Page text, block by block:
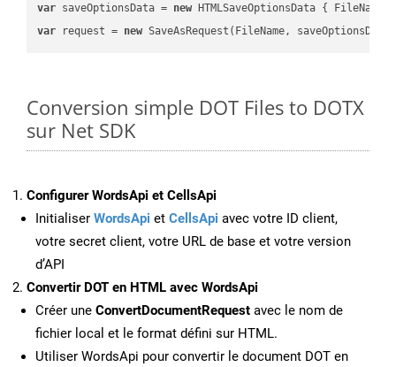
var saveOptionsData = new HTMLSaveOptionsData { FileName
var request = new
Conversion simple DOT Files to DOTX
sur Net SDK
Configurer WordsApi et CellsApi
Initialiser WordsApi et CellsApi avec votre ID client,
votre secret client, votre URL de base et votre version
d’API
Convertir DOT en HTML avec WordsApi
Créer une ConvertDocumentRequest avec le nom de
fichier local et le format défini sur HTML.
Utiliser WordsApi pour convertir le document DOT en